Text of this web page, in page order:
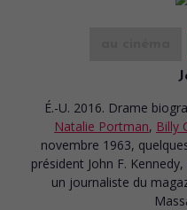
É.-U. 2016. Drame
Natalie Portman, Billy
novembre 1963,
président John F.
un journaliste du